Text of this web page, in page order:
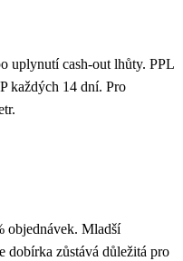
uplynutí cash-out lhůty. PPL
každých 14 dní. Pro
objednávek. Mladší
zůstává důležitá pro